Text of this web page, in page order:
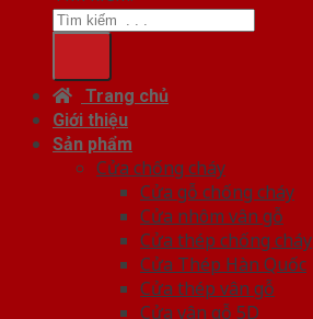
Trang chủ
Giới thiệu
Sản phẩm
Cửa chống cháy
Cửa gỗ chống cháy
Cửa nhôm vân gỗ
Cửa thép chống cháy
Cửa Thép Hàn Quốc
Cửa thép vân gỗ
Cửa vân gỗ 5D